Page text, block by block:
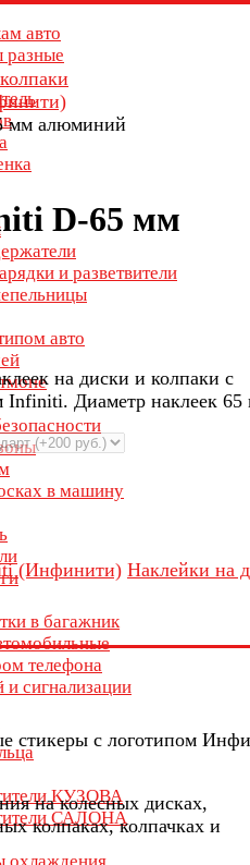
авто
разные
и разветвители
авто
в машину
в багажник
телефона
сигнализации
КУЗОВА
САЛОНА
мм алюминий
D-65 мм
на диски и колпаки с
Infiniti. Диаметр наклеек
(Инфинити) Наклейки на
стикеры с логотипом
на колесных дисках,
колпаках, колпачках и